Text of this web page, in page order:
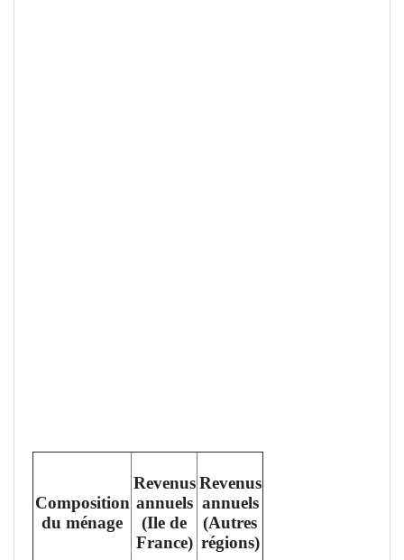
Composition
du ménage
Revenus
annuels
(Ile de
France)
Revenus
annuels
(Autres
régions)